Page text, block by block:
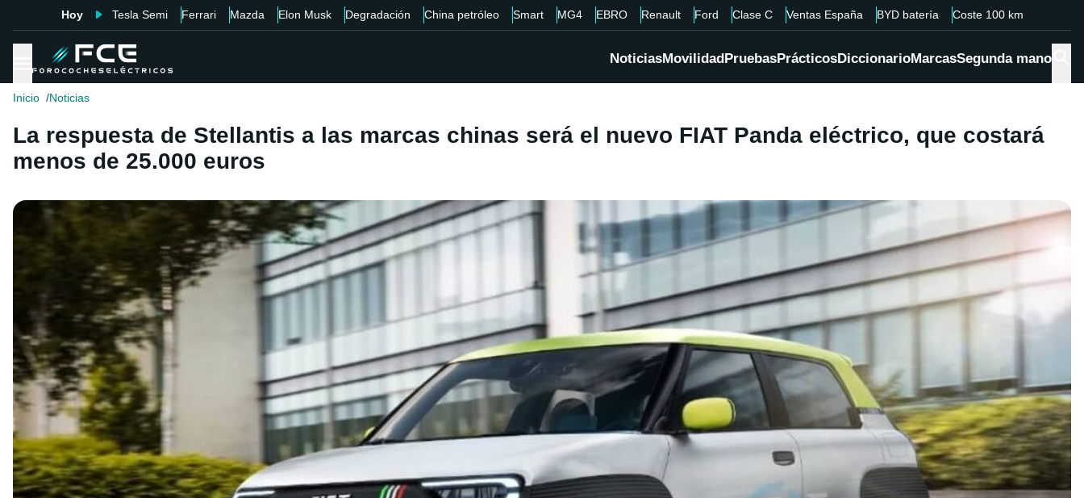
Hoy Tesla Semi Ferrari Mazda Elon Musk Degradación China petróleo Smart MG4 EBRO Renault Ford Clase C Ventas España BYD batería Coste 100 km
NoticiasMovilidadPruebasPrácticosDiccionarioMarcasSegunda mano
Inicio Noticias
La respuesta de Stellantis a las marcas chinas será el nuevo FIAT Panda eléctrico, que costará
menos de 25.000 euros